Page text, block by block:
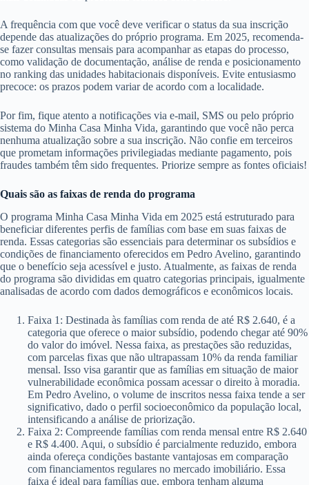
A frequência com que você deve verificar o status da sua inscrição
depende das atualizações do próprio programa. Em 2025, recomenda-
se fazer consultas mensais para acompanhar as etapas do processo,
como validação de documentação, análise de renda e posicionamento
no ranking das unidades habitacionais disponíveis. Evite entusiasmo
precoce: os prazos podem variar de acordo com a localidade.
Por fim, fique atento a notificações via e-mail, SMS ou pelo próprio
sistema do Minha Casa Minha Vida, garantindo que você não perca
nenhuma atualização sobre a sua inscrição. Não confie em terceiros
que prometam informações privilegiadas mediante pagamento, pois
fraudes também têm sido frequentes. Priorize sempre as fontes oficiais!
Quais são as faixas de renda do programa
O programa Minha Casa Minha Vida em 2025 está estruturado para
beneficiar diferentes perfis de famílias com base em suas faixas de
renda. Essas categorias são essenciais para determinar os subsídios e
condições de financiamento oferecidos em Pedro Avelino, garantindo
que o benefício seja acessível e justo. Atualmente, as faixas de renda
do programa são divididas em quatro categorias principais, igualmente
analisadas de acordo com dados demográficos e econômicos locais.
Faixa 1: Destinada às famílias com renda de até R$ 2.640, é a
categoria que oferece o maior subsídio, podendo chegar até 90%
do valor do imóvel. Nessa faixa, as prestações são reduzidas,
com parcelas fixas que não ultrapassam 10% da renda familiar
mensal. Isso visa garantir que as famílias em situação de maior
vulnerabilidade econômica possam acessar o direito à moradia.
Em Pedro Avelino, o volume de inscritos nessa faixa tende a ser
significativo, dado o perfil socioeconômico da população local,
intensificando a análise de priorização.
Faixa 2: Compreende famílias com renda mensal entre R$ 2.640
e R$ 4.400. Aqui, o subsídio é parcialmente reduzido, embora
ainda ofereça condições bastante vantajosas em comparação
com financiamentos regulares no mercado imobiliário. Essa
faixa é ideal para famílias que, embora tenham alguma